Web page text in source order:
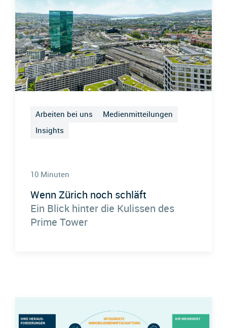
Arbeiten bei uns
Medienmitteilungen
Insights
10 Minuten
Wenn Zürich noch schläft
Ein Blick hinter die Kulissen des
Prime Tower